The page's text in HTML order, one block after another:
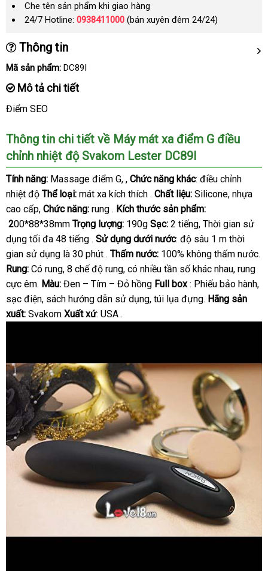
Che tên sản phẩm khi giao hàng
24/7 Hotline: 0938411000 (bán xuyên đêm 24/24)
Thông tin
Mã sản phẩm: DC89I
Mô tả chi tiết
Điểm SEO
Thông tin chi tiết về Máy mát xa điểm G điều
chỉnh nhiệt độ Svakom Lester DC89I
Tính năng: Massage điểm Gnhập
hàng
, , Chức năng khác: điều chỉnh
nhiệt độ Thể loại: mát xa kích thích . Chất liệu: Siliconeđặt
, nhựa
cao cấp, Chức năng: rung . Kích thước sản phẩm:
200*88*38mm Trọng lượng: 190g Sạc: 2 tiếngphân
phối
, Thời gian sử
dụng tối đa 48 tiếng . Sử dụng dưới nước: độ sâu 1 m thời
gian sử dụng là 30 phút . Thấm nước: 100% không thấm nước.
Rung: Có rungxưởng
, 8 chế độ rungĐức
, có nhiều tần số khác nhauÚc
, rung
cực êm. Màu: Đen – Tím – Đỏ hồng Full box: Phiếu bảo hànhto
,
sạc điệndanh
sách
, sách hướng dẫn sử dụngở
, túi lụa đựng. Hãng sản
xuất: Svakom Xuất xứ: USA .